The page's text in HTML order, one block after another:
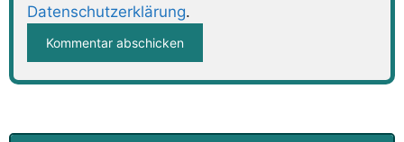
Datenschutzerklärung.